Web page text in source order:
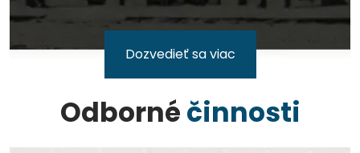
Dozvedieť sa viac
Odbornéčinnosti